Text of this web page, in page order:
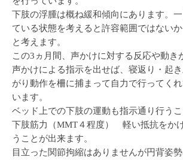
下肢の浮腫は概ね緩和傾向にあります。
ている状態を考えると許容範囲ではないか
と考えます。
この3ヵ月間、声かけに対する反応や動き
声かけによる指示を出せば、寝返り・起
がり動作を柵に捕まって自力で行ってくれ
います。
ベッド上での下肢の運動も指示通り行うこ
下肢筋力（MMT４程度） 軽い抵抗をか
うことが出来ます。
目立った関節拘縮はありませんが円背姿勢